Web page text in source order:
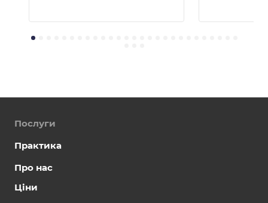
Послуги
Практика
Про нас
Ціни